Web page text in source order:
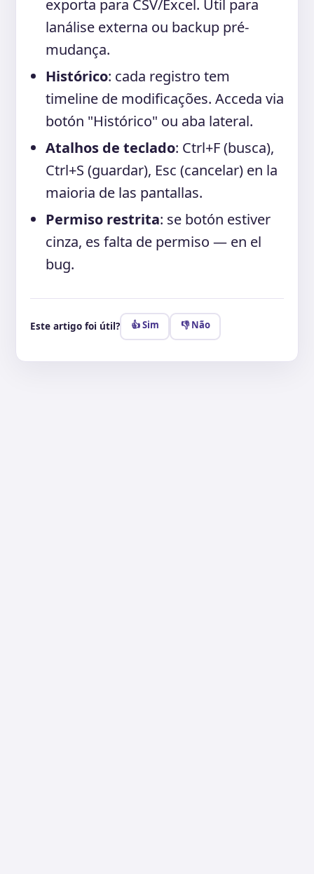
exporta para CSV/Excel. Útil para
lanálise externa ou backup pré-
mudança.
Histórico: cada registro tem
timeline de modificações. Acceda via
botón "Histórico" ou aba lateral.
Atalhos de teclado: Ctrl+F (busca),
Ctrl+S (guardar), Esc (cancelar) en la
maioria de las pantallas.
Permiso restrita: se botón estiver
cinza, es falta de permiso — en el
bug.
Este artigo foi útil? 👍 Sim 👎 Não